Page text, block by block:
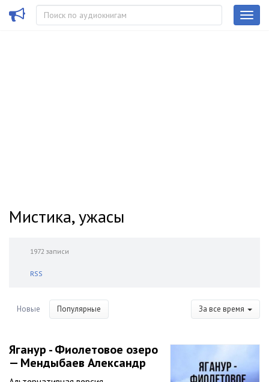
Мистика, ужасы
1972 записи
RSS
Новые Популярные За все время
Яганур - Фиолетовое озеро
— Мендыбаев Александр